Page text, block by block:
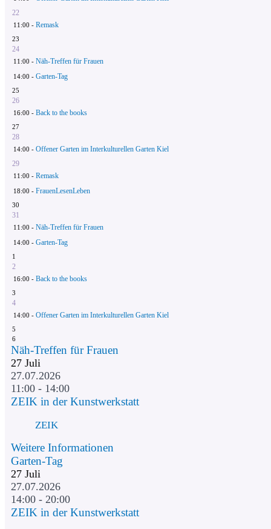
22
11:00 - Remask
23
24
11:00 - Näh-Treffen für Frauen
14:00 - Garten-Tag
25
26
16:00 - Back to the books
27
28
14:00 - Offener Garten im Interkulturellen Garten Kiel
29
11:00 - Remask
18:00 - FrauenLesenLeben
30
31
11:00 - Näh-Treffen für Frauen
14:00 - Garten-Tag
1
2
16:00 - Back to the books
3
4
14:00 - Offener Garten im Interkulturellen Garten Kiel
5
6
Näh-Treffen für Frauen
27 Juli
27.07.2026
11:00 - 14:00
ZEIK in der Kunstwerkstatt
ZEIK
Weitere Informationen
Garten-Tag
27 Juli
27.07.2026
14:00 - 20:00
ZEIK in der Kunstwerkstatt